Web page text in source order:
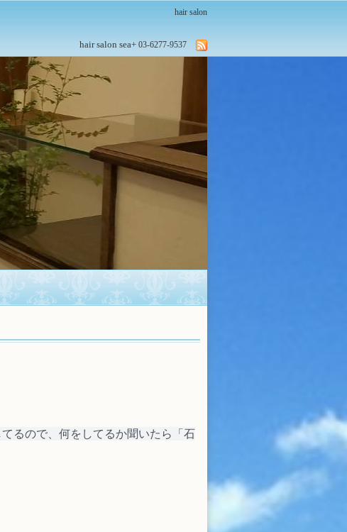
hair salon
hair salon sea+ 03-6277-9537
るので、何をしてるか聞いたら「石